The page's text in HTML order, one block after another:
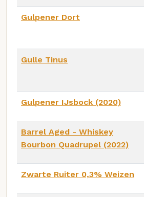
Gulpener Dort
Gulle Tinus
Gulpener IJsbock (2020)
Barrel Aged - Whiskey
Bourbon Quadrupel (2022)
Zwarte Ruiter 0,3% Weizen